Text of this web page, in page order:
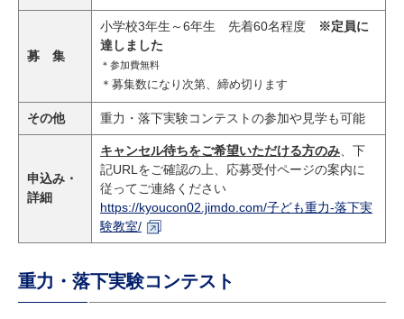
募 集
小学校3年生～6年生 先着60名程度
※定員に
達しました
＊参加費無料
＊募集数になり次第、締め切ります
その他 重力・落下実験コンテストの参加や見学も可能
申込み・
詳細
キャンセル待ちをご希望いただける方のみ 、下
記URLをご確認の上、応募受付ページの案内に
従ってご連絡ください
https://kyoucon02.jimdo.com/子ども重力-落下実
験教室/
重力・落下実験コンテスト